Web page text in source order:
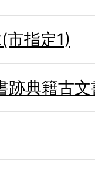
市指定1)
跡典籍古文